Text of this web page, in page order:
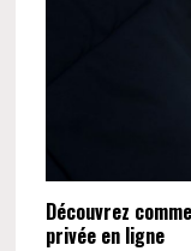
Découvrez
privée en ligne